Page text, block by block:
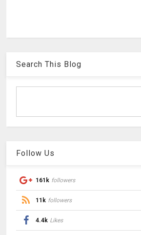
Search This Blog
Follow Us
161k followers
11k followers
4.4k Likes